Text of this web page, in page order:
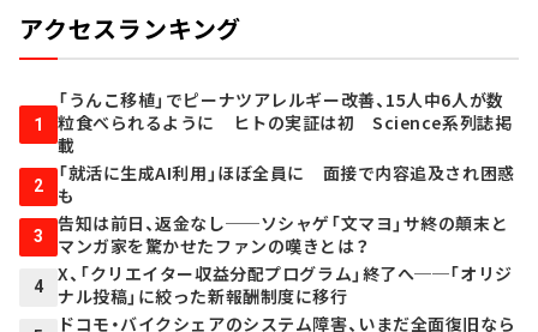
アクセスランキング
1
「うんこ移植」でピーナツアレルギー改善、15人中6人が数
粒食べられるように ヒトの実証は初 Science系列誌掲
載
2
「就活に生成AI利用」ほぼ全員に 面接で内容追及され困惑
も
3
告知は前日、返金なし──ソシャゲ「文マヨ」サ終の顛末と
マンガ家を驚かせたファンの嘆きとは？
4
X、「クリエイター収益分配プログラム」終了へ──「オリジ
ナル投稿」に絞った新報酬制度に移行
ドコモ・バイクシェアのシステム障害、いまだ全面復旧なら